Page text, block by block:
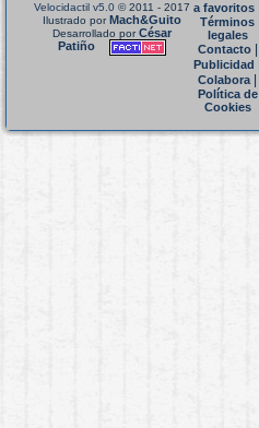
Velocidactil v5.0 © 2011 - 2017
Ilustrado porMach&Guito
Desarrollado porCésar
Patiño
a favoritos
Términos
legales
Contacto|
Publicidad
Colabora|
Política de
Cookies